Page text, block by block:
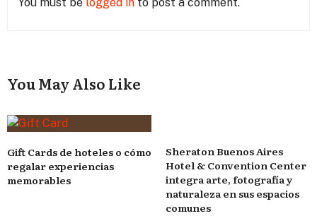
You May Also Like
Gift Cards de hoteles o cómo
regalar experiencias
memorables
Sheraton Buenos Aires
Hotel & Convention Center
integra arte, fotografía y
naturaleza en sus espacios
comunes